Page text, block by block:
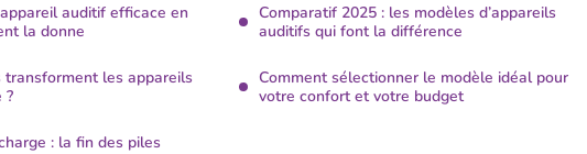
auditif efficace en
la donne
les appareils
?
: la fin des piles
Comparatif 2025 : les modèles d’appareils
auditifs qui font la différence
Comment sélectionner le modèle idéal pour
votre confort et votre budget